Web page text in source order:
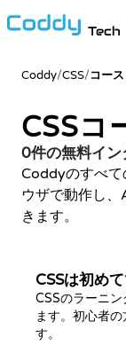
Tech
Coddy/CSS/コース
CSSコ
0件の無料イン
Coddyのすべて
ウザで動作し
きます。
CSSは初め
CSSのラーニ
ます。初心者
す。